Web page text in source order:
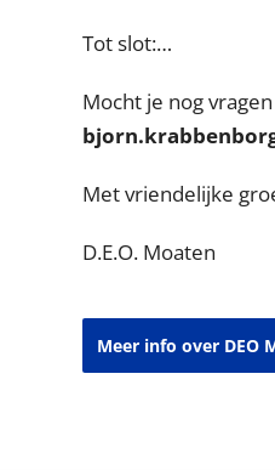
Tot slot:…
Mocht je nog
Met vriendelijke
D.E.O. Moaten
Meer info over DEO